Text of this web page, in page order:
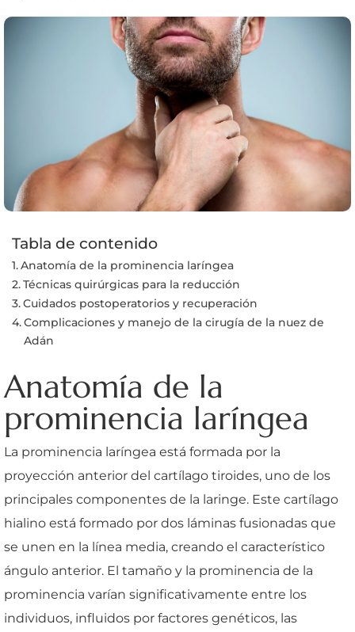
Tabla de contenido
Anatomía de la prominencia laríngea
Técnicas quirúrgicas para la reducción
Cuidados postoperatorios y recuperación
Complicaciones y manejo de la cirugía de la nuez de
Adán
Anatomía de la
prominencia laríngea
La prominencia laríngea está formada por la
proyección anterior del cartílago tiroides, uno de los
principales componentes de la laringe. Este cartílago
hialino está formado por dos láminas fusionadas que
se unen en la línea media, creando el característico
ángulo anterior. El tamaño y la prominencia de la
prominencia varían significativamente entre los
individuos, influidos por factores genéticos, las